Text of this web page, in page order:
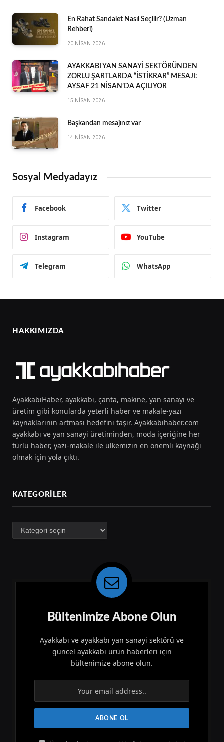
En Rahat Sandalet Nasıl Seçilir? (Uzman
Rehberi)
20 NISAN 2026
AYAKKABI YAN SANAYİ SEKTÖRÜNDEN
ZORLU ŞARTLARDA “İSTİKRAR” MESAJI:
AYSAF 21 NİSAN’DA AÇILIYOR
15 NISAN 2026
Başkandan mesajınız var
14 NISAN 2026
Sosyal Medyadayız
Facebook Twitter
Instagram YouTube
Telegram WhatsApp
HAKKIMIZDA
AyakkabıHaber, ayakkabı, çanta, makine, yan sanayi ve
üretim gibi konularda yeterli haber ve makale-yazı
kaynaklarının artması hedefini taşır. Ayakkabihaber.com
ayakkabı ve yan sanayi üretiminden, moda içeriğine her
türlü haber, yazı-makale ile ülkemizin en önemli kaynağı
olmak için yola çıktı.
KATEGORILER
Kategoriler
Bültenimize Abone Olun
Ayakkabı ve ayakkabı yan sanayi sektörü ve
güncel ayakkabı ürün haberleri için
bültenimize abone olun.